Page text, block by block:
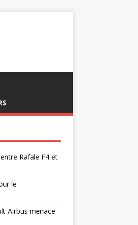
Rafale F4 et
le
Airbus menace